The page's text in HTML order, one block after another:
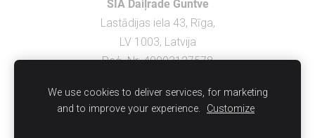
SIA Daiļrade Guntve
Lastādijas iela 43, Rīga,
LV 1003, Latvija
Reģ. Nr. 40003127578
PIEGĀDE UN APMAKSA
NOTEIKUMI
We use cookies to deliver services, for marketing
and to improve your experience.
Customize